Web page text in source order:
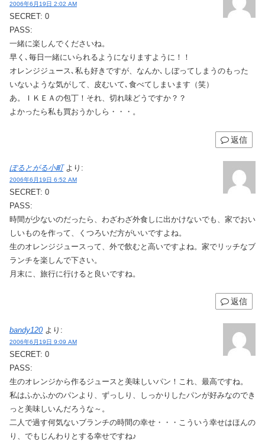
2006年6月19日 2:02 AM
SECRET: 0
PASS:
一緒に楽しんでくださいね。
早く､毎日一緒にいられるようになりますように！！
オレンジジュース､私も好きですが、なんか､しぼってしまうのもった
いないような気がして、皮むいて､食べてしまいます（笑）
あ。ＩＫＥＡの包丁！それ、切れ味どうですか？？
よかったら私も買おうかしら・・・。
返信
ぽるとがる小町 より:
2006年6月19日 6:52 AM
SECRET: 0
PASS:
時間が少ないのだったら、わざわざ外食しに出かけないでも、家でおい
しいものを作って、くつろいだ方がいいですよね。
生のオレンジジュースって、外で飲むと高いですよね。家でリッチなブ
ランチを楽しんで下さい。
月末に、旅行に行けると良いですね。
返信
bandy120 より:
2006年6月19日 9:09 AM
SECRET: 0
PASS:
生のオレンジから作るジュースと美味しいパン！これ、最高ですね。
私はふかふかのパンより、ずっしり、しっかりしたパンが好みなのでき
っと美味しいんだろうな～。
二人で過す何気ないブランチの時間の幸せ・・・こういう幸せはほんの
り、でもじんわりとする幸せですね♪